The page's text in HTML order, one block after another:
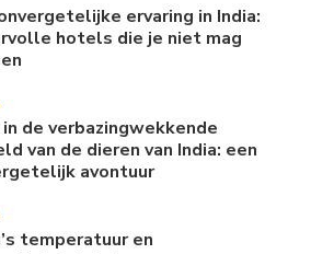
ervaring in India:
hotels die je niet mag
in de verbazingwekkende
van de dieren van India: een
avontuur
temperatuur en